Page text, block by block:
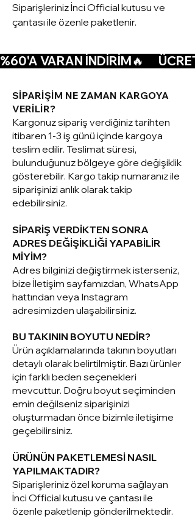
Siparişleriniz İnci Official kutusu ve
çantası ile özenle paketlenir.
%60'A VARAN İNDİRİM🔥
SİPARİŞİM NE ZAMAN KARGOYA
VERİLİR?
Kargonuz sipariş verdiğiniz tarihten
itibaren 1-3 iş günü içinde kargoya
teslim edilir. Teslimat süresi,
bulunduğunuz bölgeye göre değişiklik
gösterebilir. Kargo takip numaranız ile
siparişinizi anlık olarak takip
edebilirsiniz.
SİPARİŞ VERDİKTEN SONRA
ADRES DEĞİŞİKLİĞİ YAPABİLİR
MİYİM?
Adres bilginizi değiştirmek isterseniz,
bize İletişim sayfamızdan, WhatsApp
hattından veya Instagram
adresimizden ulaşabilirsiniz.
BU TAKININ BOYUTU NEDİR?
Ürün açıklamalarında takının boyutları
detaylı olarak belirtilmiştir. Bazı ürünler
için farklı beden seçenekleri
mevcuttur. Doğru boyut seçiminden
emin değilseniz siparişinizi
oluşturmadan önce bizimle iletişime
geçebilirsiniz.
ÜRÜNÜN PAKETLEMESİ NASIL
YAPILMAKTADIR?
Siparişleriniz özel koruma sağlayan
İnci Official kutusu ve çantası ile
özenle paketlenip gönderilmektedir.